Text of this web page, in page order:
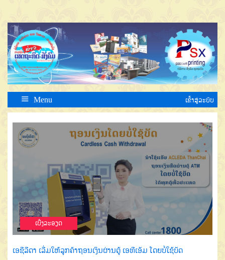
Menu ເຂົ້າສູ່ລະບົບ
ເບີ່ງລະອຽດ
ເອຊີລີດາ ເລີ່ມໃຫ້ລູກຄ້າຖອນເງິນຜ່ານຕູ້ ເອທີເອັມ ໂດຍບໍ່ໃຊ້ບັດ